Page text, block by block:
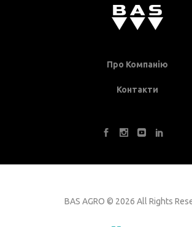
Про Компанію
Контакти
BAS AGRO © 2026 All Rights